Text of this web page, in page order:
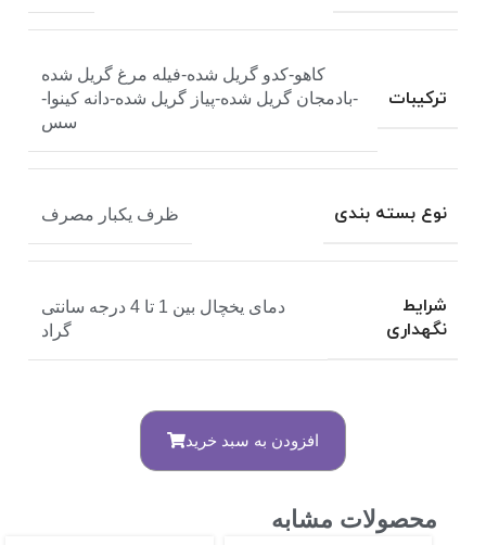
ترکیبات
کاهو-کدو گریل شده-فیله مرغ گریل شده
-بادمجان گریل شده-پیاز گریل شده-دانه کینوا-
سس
نوع بسته بندی ظرف یکبار مصرف
شرایط
نگهداری
دمای یخچال بین 1 تا 4 درجه سانتی
گراد
افزودن به سبد خرید
محصولات مشابه